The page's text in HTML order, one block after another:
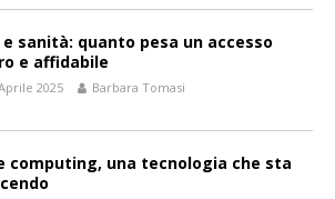
sanità: quanto pesa un accesso
e affidabile
2025 Barbara Tomasi
computing, una tecnologia che sta